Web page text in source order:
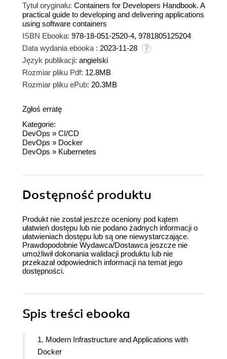
Tytuł oryginału: Containers for Developers Handbook. A
practical guide to developing and delivering applications
using software containers
ISBN Ebooka: 978-18-051-2520-4, 9781805125204
Data wydania ebooka : 2023-11-28
Język publikacji: angielski
Rozmiar pliku Pdf: 12.8MB
Rozmiar pliku ePub: 20.3MB
Zgłoś erratę
Kategorie:
DevOps » CI/CD
DevOps » Docker
DevOps » Kubernetes
Dostępność produktu
Produkt nie został jeszcze oceniony pod kątem
ułatwień dostępu lub nie podano żadnych informacji o
ułatwieniach dostępu lub są one niewystarczające.
Prawdopodobnie Wydawca/Dostawca jeszcze nie
umożliwił dokonania walidacji produktu lub nie
przekazał odpowiednich informacji na temat jego
dostępności.
Spis treści ebooka
1. Modern Infrastructure and Applications with
Docker